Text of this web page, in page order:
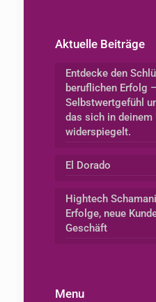
Aktuelle Beiträge
Entdecke den
beruflichen Erfolg
Selbstwertgefühl
das sich in deinem
widerspiegelt.
El Dorado
Hightech
Erfolge, neue
Geschäft
Menu